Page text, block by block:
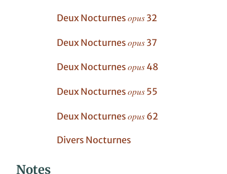
Deux Nocturnesopus32
Deux Nocturnesopus37
Deux Nocturnesopus48
Deux Nocturnesopus55
Deux Nocturnesopus62
Divers Nocturnes
Notes